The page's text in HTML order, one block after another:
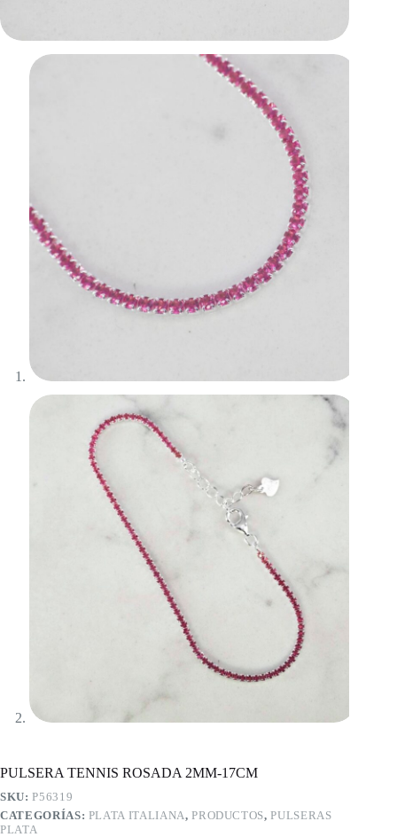
PULSERA TENNIS ROSADA 2MM-17CM
SKU:P56319
CATEGORÍAS: PLATA ITALIANA,PRODUCTOS,PULSERAS
PLATA